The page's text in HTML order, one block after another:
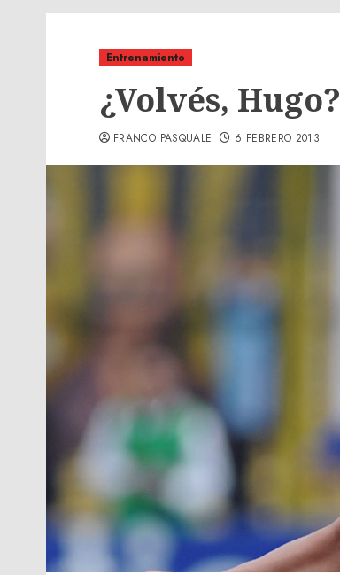
Entrenamiento
¿Volvés, Hugo?
FRANCO PASQUALE 6 FEBRERO 2013